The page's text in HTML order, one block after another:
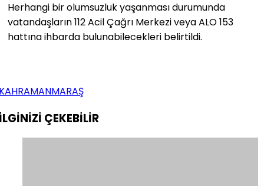
Herhangi bir olumsuzluk yaşanması durumunda
vatandaşların 112 Acil Çağrı Merkezi veya ALO 153
hattına ihbarda bulunabilecekleri belirtildi.
ÇEKEBİLİR